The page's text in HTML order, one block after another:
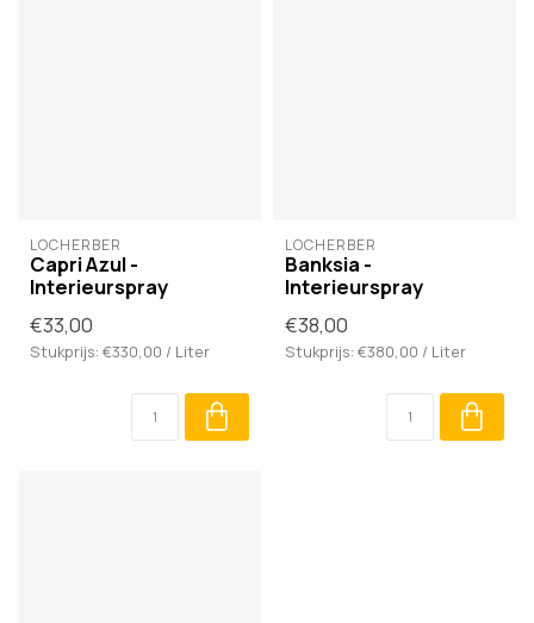
LOCHERBER
Capri Azul -
Interieurspray
€33,00
Stukprijs: €330,00 / Liter
LOCHERBER
Banksia -
Interieurspray
€38,00
Stukprijs: €380,00 / Liter